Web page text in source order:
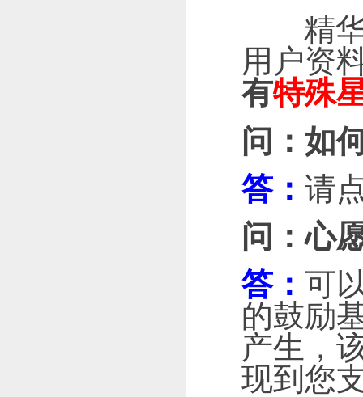
精华
用户资
有特殊
问：如
答： 请
问：心
答： 可
的鼓励
产生，
现到您